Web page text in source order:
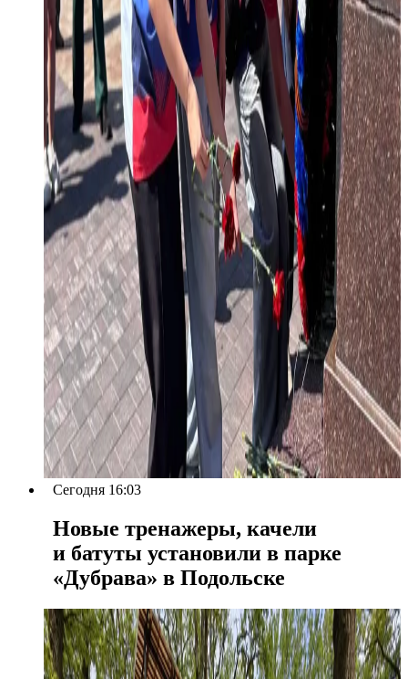
Сегодня 16:03
Новые тренажеры, качели
и батуты установили в парке
«Дубрава» в Подольске